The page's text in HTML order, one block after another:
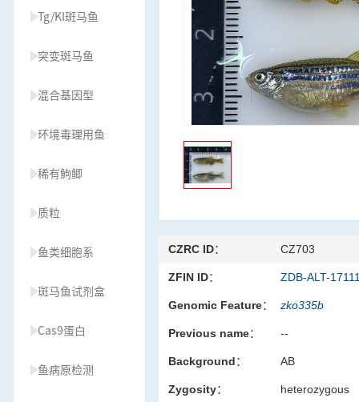
Tg/KI斑马鱼
突变斑马鱼
混合基因型
环境毒理用鱼
稀有鮈鲫
质粒
鱼类细胞系
斑马鱼试剂盒
Cas9蛋白
鱼病原检测
CZRC ID： CZ703
ZFIN ID： ZDB-ALT-
Genomic Feature： zko335b
Previous name： --
Background： AB
Zygosity： heterozygous